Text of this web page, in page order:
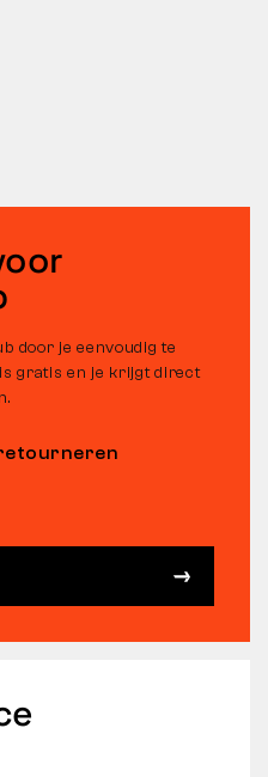
door je eenvoudig te
gratis en je krijgt direct